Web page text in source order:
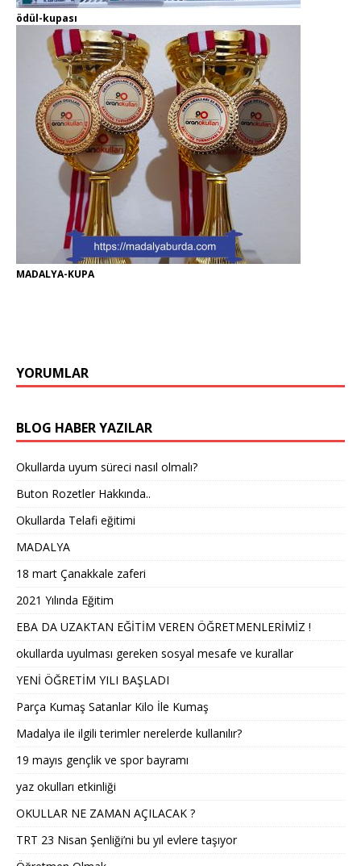
ödül-kupası
MADALYA-KUPA
YORUMLAR
BLOG HABER YAZILAR
Okullarda uyum süreci nasıl olmalı?
Buton Rozetler Hakkında..
Okullarda Telafi eğitimi
MADALYA
18 mart Çanakkale zaferi
2021 Yılında Eğitim
EBA DA UZAKTAN EĞİTİM VEREN ÖĞRETMENLERİMİZ !
okullarda uyulması gereken sosyal mesafe ve kurallar
YENİ ÖĞRETİM YILI BAŞLADI
Parça Kumaş Satanlar Kilo İle Kumaş
Madalya ile ilgili terimler nerelerde kullanılır?
19 mayıs gençlik ve spor bayramı
yaz okulları etkinliği
OKULLAR NE ZAMAN AÇILACAK ?
TRT 23 Nisan Şenliği’ni bu yıl evlere taşıyor